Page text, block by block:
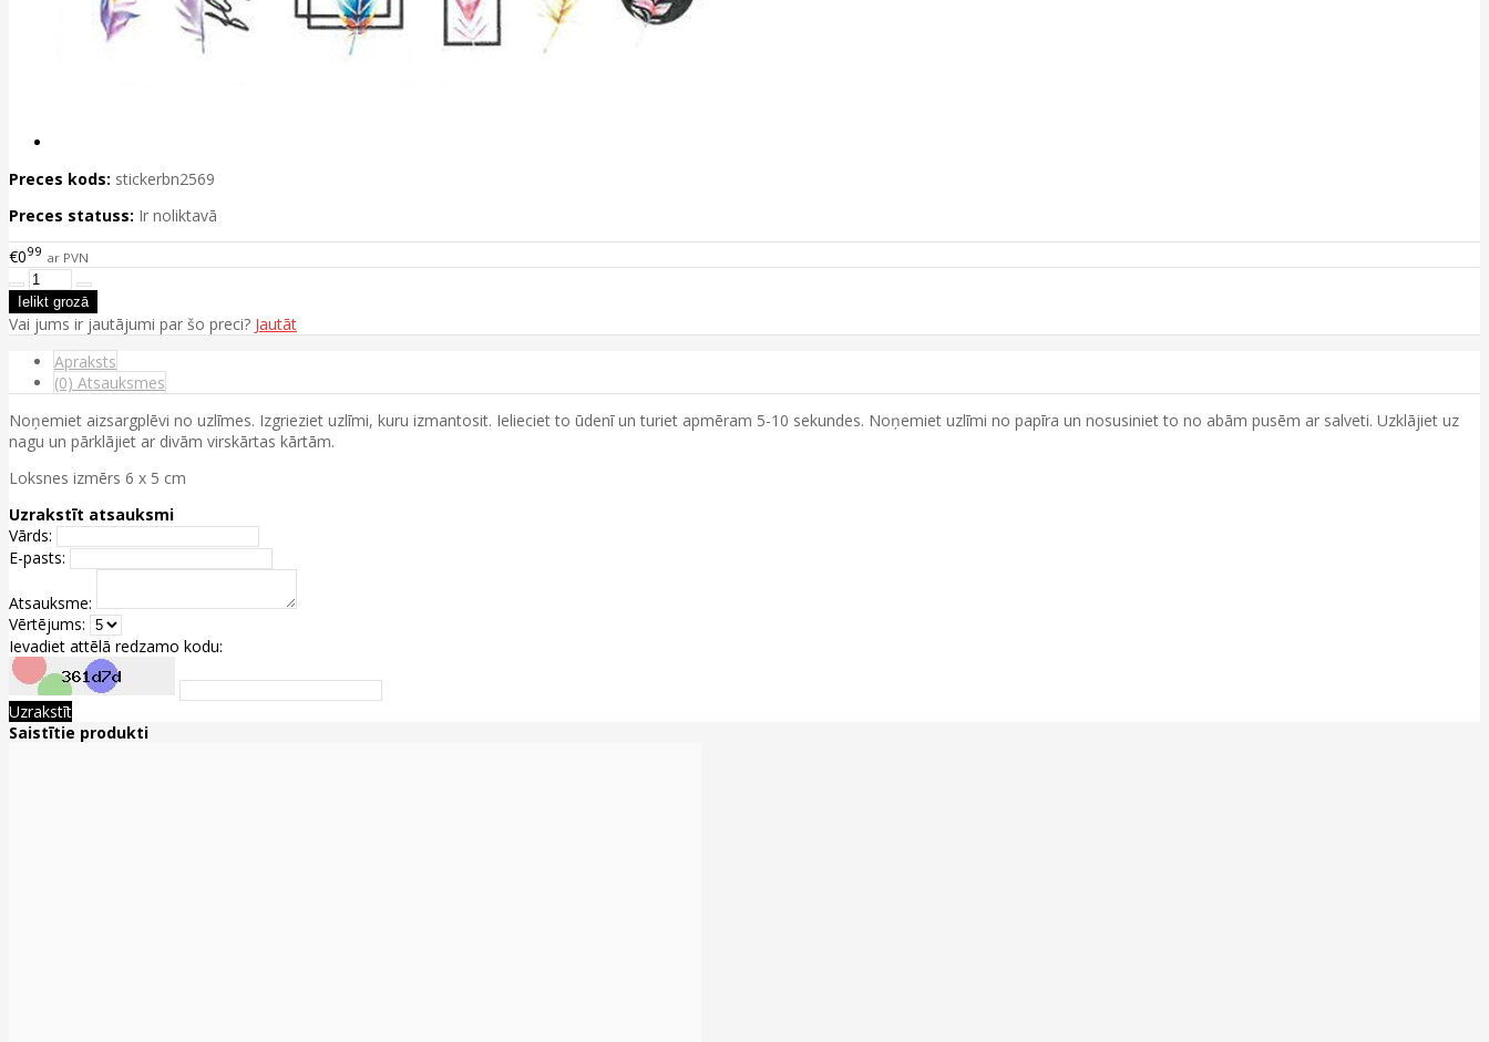
Preces kods: stickerbn2569
Preces statuss: Ir noliktavā
€099 ar PVN
Vai jums ir jautājumi par šo preci? Jautāt
Apraksts
(0) Atsauksmes
Noņemiet aizsargplēvi no uzlīmes. Izgrieziet uzlīmi, kuru izmantosit. Ielieciet to ūdenī un turiet apmēram 5-10 sekundes. Noņemiet uzlīmi no papīra un nosusiniet to no abām pusēm ar salveti. Uzklājiet uz
nagu un pārklājiet ar divām virskārtas kārtām.
Loksnes izmērs 6 x 5 cm
Uzrakstīt atsauksmi
Vārds:
E-pasts:
Atsauksme:
Vērtējums:
Ievadiet attēlā redzamo kodu:
Uzrakstīt
Saistītie produkti